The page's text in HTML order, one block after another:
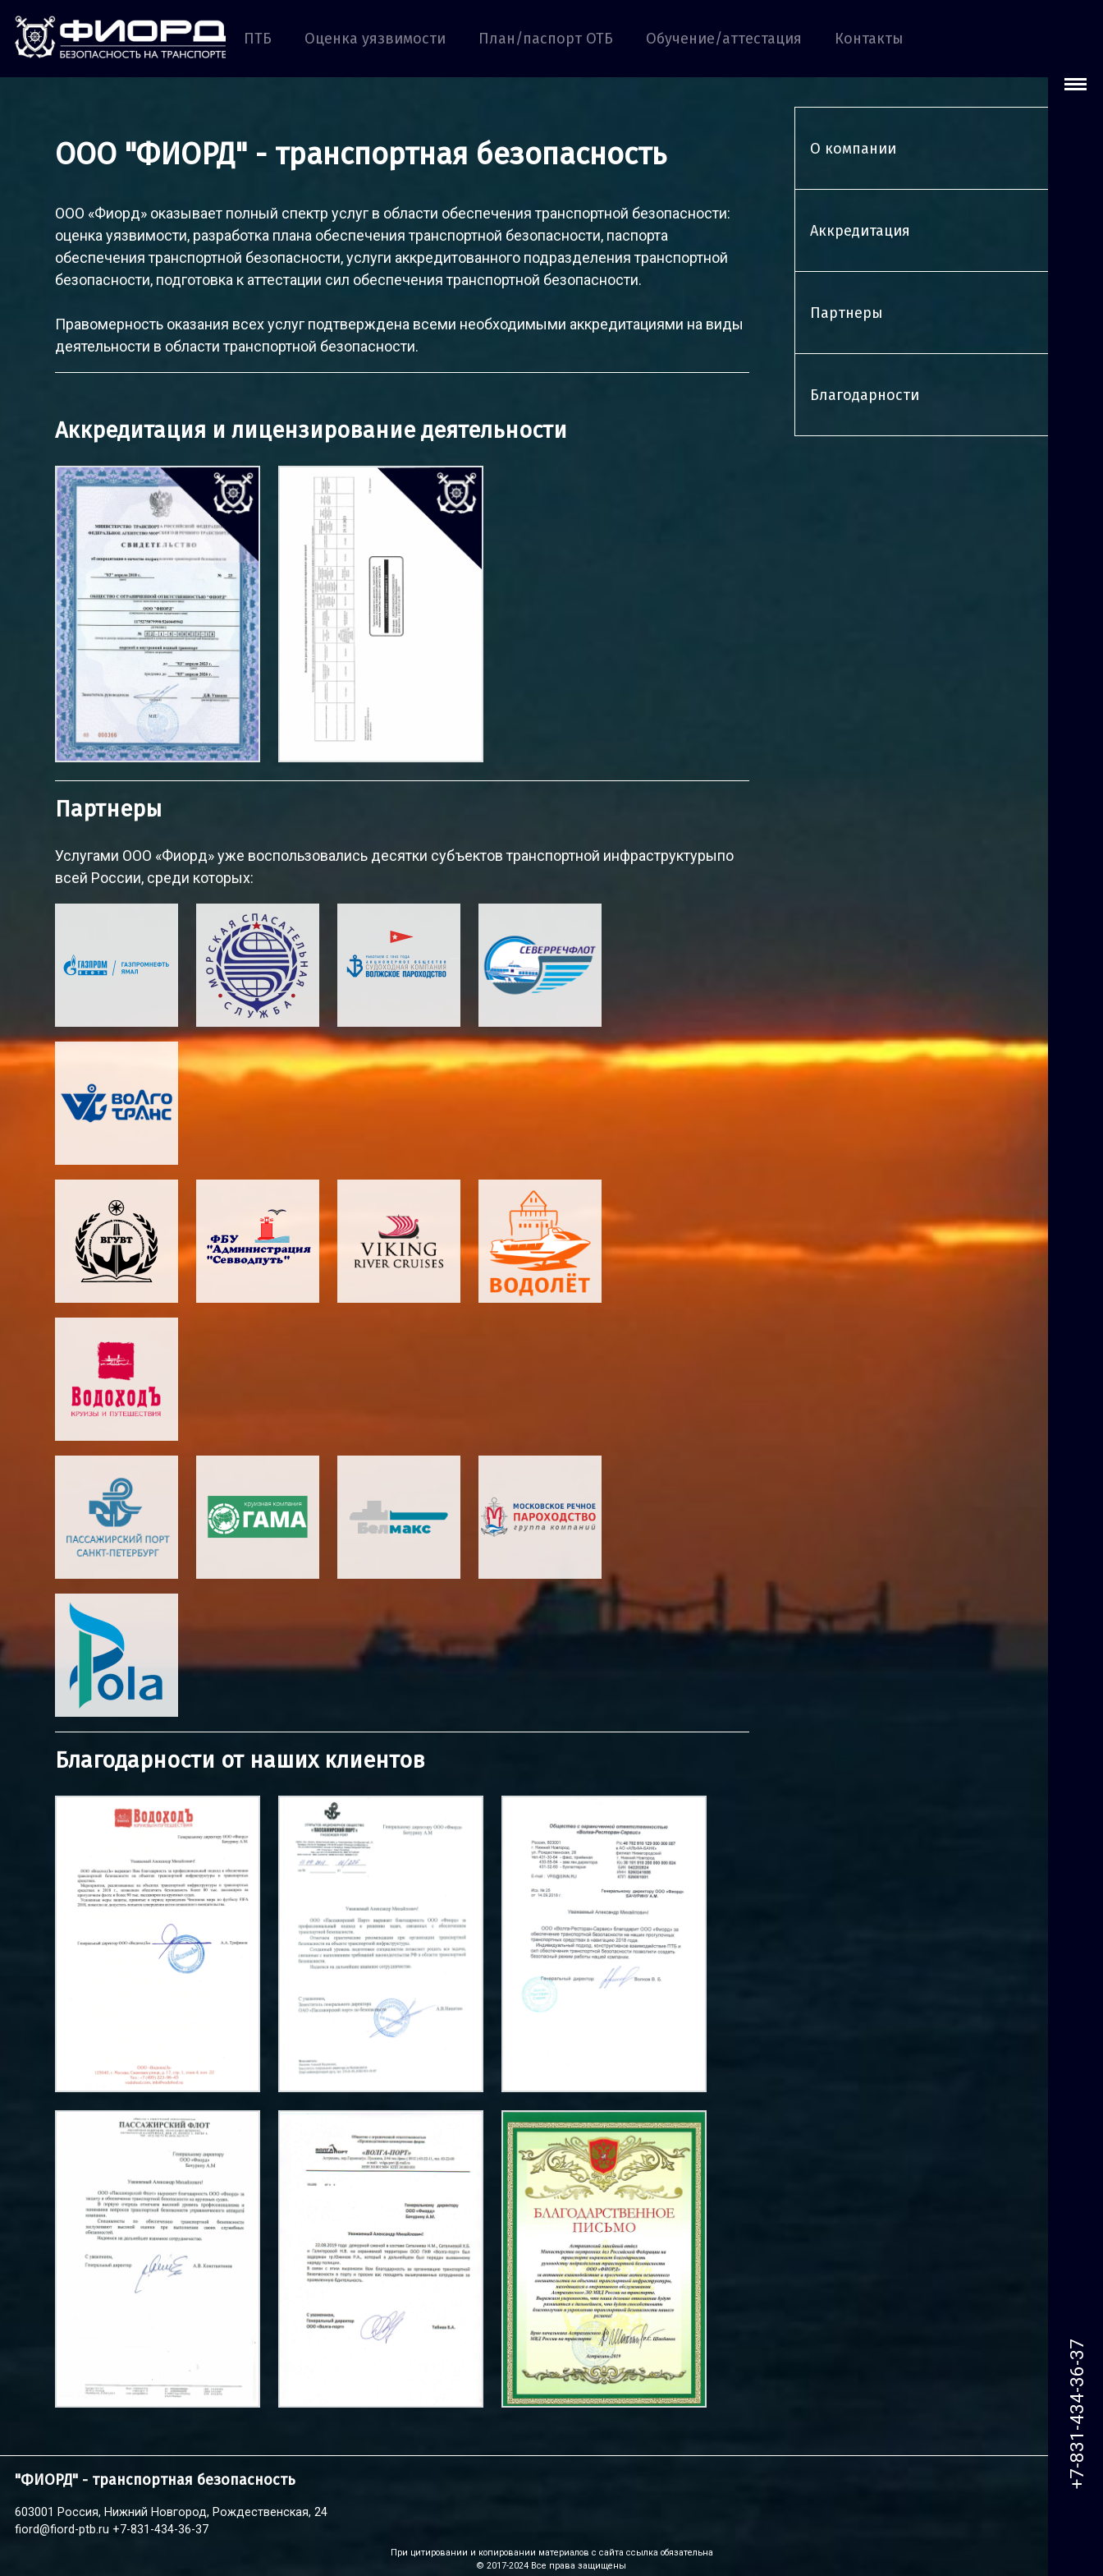
ПТБ Оценка уязвимости План/паспорт ОТБ Обучение/аттестация Контакты
ООО "ФИОРД" - транспортная безопасность О компании
Аккредитация
Партнеры
Благодарности
ООО «Фиорд» оказывает полный спектр услуг в области обеспечения транспортной безопасности:
оценка уязвимости, разработка плана обеспечения транспортной безопасности, паспорта
обеспечения транспортной безопасности, услуги аккредитованного подразделения транспортной
безопасности, подготовка к аттестации сил обеспечения транспортной безопасности.
Правомерность оказания всех услуг подтверждена всеми необходимыми аккредитациями на виды
деятельности в области транспортной безопасности.
Аккредитация и лицензирование деятельности
Партнеры
Услугами ООО «Фиорд» уже воспользовались десятки субъектов транспортной инфраструктурыпо
всей России, среди которых:
Благодарности от наших клиентов
"ФИОРД" - транспортная безопасность
603001 Россия, Нижний Новгород, Рождественская, 24
fiord@fiord-ptb.ru +7-831-434-36-37
При цитировании и копировании материалов с сайта ссылка обязательна
© 2017-2024 Все права защищены
+7-831-434-36-37